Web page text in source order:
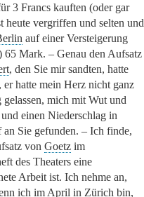
3 Francs kauften (oder gar
heute vergriffen und selten und
auf einer Versteigerung
65 Mark. – Genau den Aufsatz
, den Sie mir sandten, hatte
er hatte mein Herz nicht ganz
mich mit Wut und
einen Niederschlag in
an Sie gefunden. – Ich finde,
von Goetz im
des Theaters eine
Arbeit ist. Ich nehme an,
ich im April in Zürich bin,